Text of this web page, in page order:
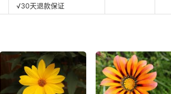
√30天退款保证